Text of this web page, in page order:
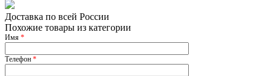
Доставка по всей России
Похожие товары из категории
Имя *
Телефон *